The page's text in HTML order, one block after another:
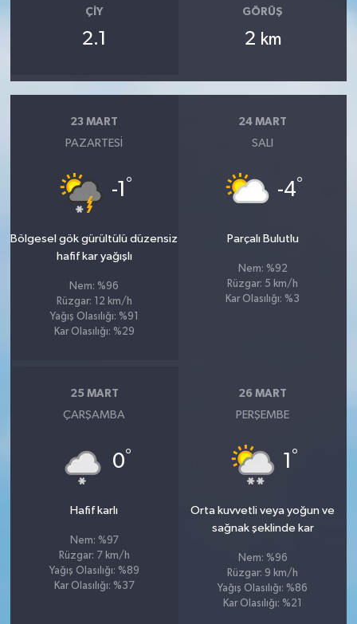
ÇIY
2.1
GÖRÜŞ
2 km
23 MART
PAZARTESI
-1 °
Bölgesel gök gürültülü düzensiz
hafif kar yağışlı
Nem: %96
Rüzgar: 12 km/h
Yağış Olasılığı: %91
Kar Olasılığı: %29
24 MART
SALI
-4°
Parçalı Bulutlu
Nem: %92
Rüzgar: 5 km/h
Kar Olasılığı: %3
25 MART
ÇARŞAMBA
0°
Hafif karlı
Nem: %97
Rüzgar: 7 km/h
Yağış Olasılığı: %89
Kar Olasılığı: %37
26 MART
PERŞEMBE
1 °
Orta kuvvetli veya yoğun ve
sağnak şeklinde kar
Nem: %96
Rüzgar: 9 km/h
Yağış Olasılığı: %86
Kar Olasılığı: %21